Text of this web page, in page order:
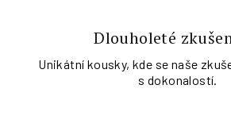
Dlouholeté
Unikátní kousky, kde se naše
s dokonalostí.